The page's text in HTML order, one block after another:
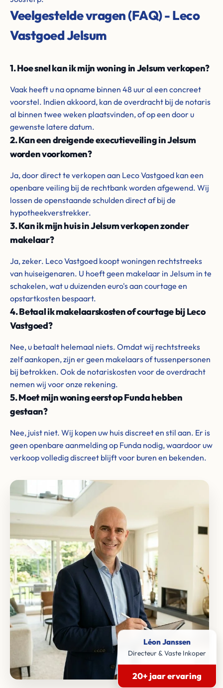
Veelgestelde vragen (FAQ) - Leco
Vastgoed Jelsum
1. Hoe snel kan ik mijn woning in Jelsum verkopen?
Vaak heeft u na opname binnen 48 uur al een concreet
voorstel. Indien akkoord, kan de overdracht bij de notaris
al binnen twee weken plaatsvinden, of op een door u
gewenste latere datum.
2. Kan een dreigende executieveiling in Jelsum
worden voorkomen?
Ja, door direct te verkopen aan Leco Vastgoed kan een
openbare veiling bij de rechtbank worden afgewend. Wij
lossen de openstaande schulden direct af bij de
hypotheekverstrekker.
3. Kan ik mijn huis in Jelsum verkopen zonder
makelaar?
Ja, zeker. Leco Vastgoed koopt woningen rechtstreeks
van huiseigenaren. U hoeft geen makelaar in Jelsum in te
schakelen, wat u duizenden euro's aan courtage en
opstartkosten bespaart.
4. Betaal ik makelaarskosten of courtage bij Leco
Vastgoed?
Nee, u betaalt helemaal niets. Omdat wij rechtstreeks
zelf aankopen, zijn er geen makelaars of tussenpersonen
bij betrokken. Ook de notariskosten voor de overdracht
nemen wij voor onze rekening.
5. Moet mijn woning eerst op Funda hebben
gestaan?
Nee, juist niet. Wij kopen uw huis discreet en stil aan. Er is
geen openbare aanmelding op Funda nodig, waardoor uw
verkoop volledig discreet blijft voor buren en bekenden.
Léon Janssen
Directeur & Vaste Inkoper
20+ jaar ervaring